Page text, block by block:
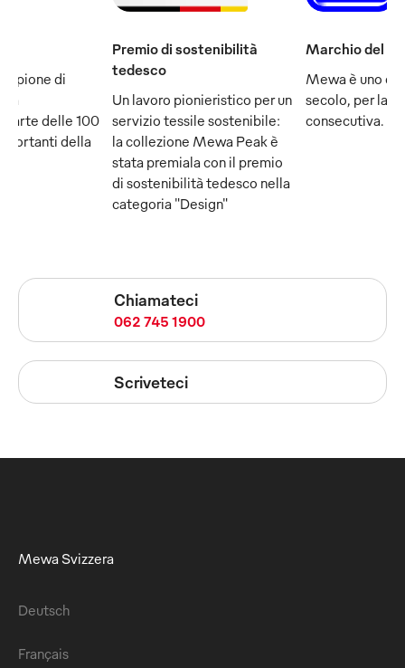
di
fa
delle 100
della
Premio di sostenibilità
tedesco
Un lavoro pionieristico per un
servizio tessile sostenibile:
la collezione Mewa Peak è
stata premiala con il premio
di sostenibilità tedesco nella
categoria "Design"
Marchio del
Mewa è uno
secolo, per la
consecutiva.
Chiamateci
062 745 1900
Scriveteci
Mewa Svizzera
Deutsch
Français